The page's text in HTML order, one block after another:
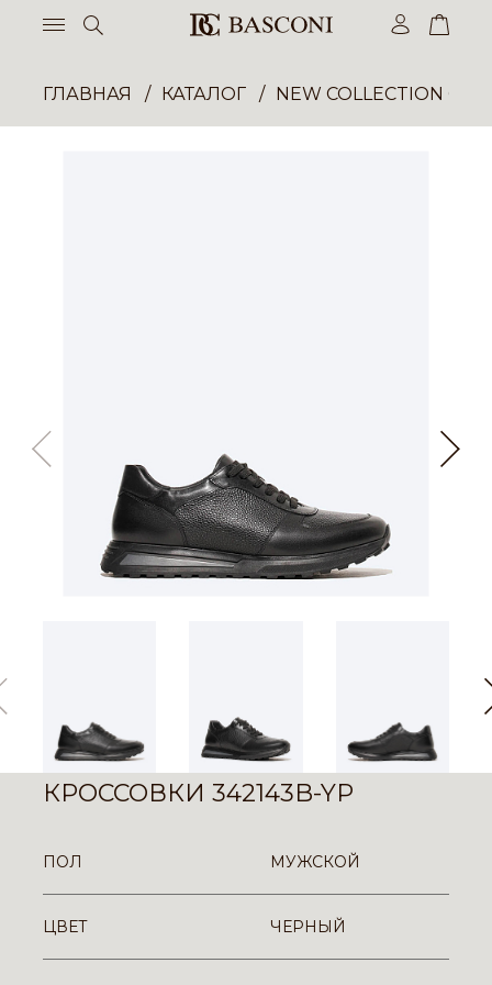
ГЛАВНАЯ КАТАЛОГ NEW COLLECTION
КРОССОВКИ 342143B-YP
ПОЛ МУЖСКОЙ
ЦВЕТ ЧЕРНЫЙ